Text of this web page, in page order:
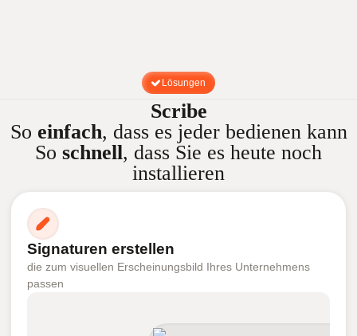
Lösungen
Scribe
So einfach, dass es jeder bedienen kann
So schnell, dass Sie es heute noch
installieren
Signaturen erstellen
die zum visuellen Erscheinungsbild Ihres Unternehmens
passen